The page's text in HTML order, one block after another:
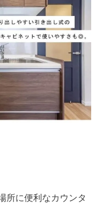
所に便利なカウンタ